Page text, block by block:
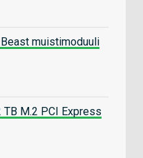
muistimoduuli
M.2 PCI Express